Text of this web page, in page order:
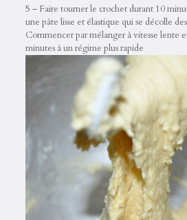
5 – Faire tourner le crochet durant 10
une pâte lisse et élastique qui se décolle
Commencer par mélanger à vitesse lente
minutes à un régime plus rapide